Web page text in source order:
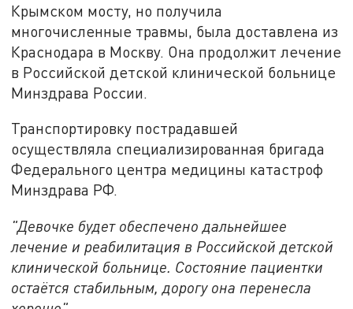
Крымском мосту, но получила
многочисленные травмы, была доставлена из
Краснодара в Москву. Она продолжит лечение
в Российской детской клинической больнице
Минздрава России.
Транспортировку пострадавшей
осуществляла специализированная бригада
Федерального центра медицины катастроф
Минздрава РФ.
"Девочке будет обеспечено дальнейшее
лечение и реабилитация в Российской детской
клинической больнице. Состояние пациентки
остаётся стабильным, дорогу она перенесла